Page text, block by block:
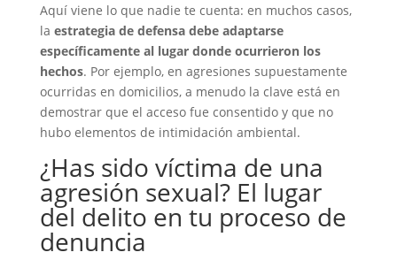
Aquí viene lo que nadie te cuenta: en muchos casos,
la estrategia de defensa debe adaptarse
específicamente al lugar donde ocurrieron los
hechos. Por ejemplo, en agresiones supuestamente
ocurridas en domicilios, a menudo la clave está en
demostrar que el acceso fue consentido y que no
hubo elementos de intimidación ambiental.
¿Has sido víctima de una
agresión sexual? El lugar
del delito en tu proceso de
denuncia